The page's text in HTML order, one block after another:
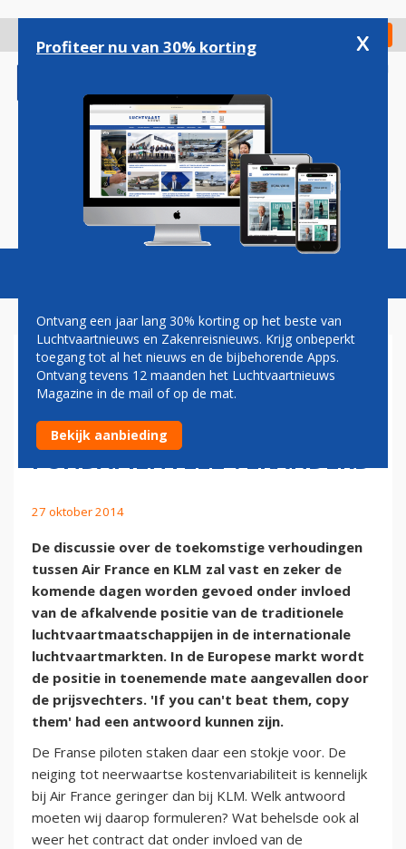
gaan
Check in
Magazine Podcasts Vacatures
PROF. DR. HUGO ROOS:
EUROPESE
LUCHTVAARTVERHOUDINGEN
FUNDAMENTEEL VERANDERD
27 oktober 2014
De discussie over de toekomstige verhoudingen
tussen Air France en KLM zal vast en zeker de
komende dagen worden gevoed onder invloed
van de afkalvende positie van de traditionele
luchtvaartmaatschappijen in de internationale
luchtvaartmarkten. In de Europese markt wordt
de positie in toenemende mate aangevallen door
de prijsvechters. 'If you can't beat them, copy
them' had een antwoord kunnen zijn.
De Franse piloten staken daar een stokje voor. De
neiging tot neerwaartse kostenvariabiliteit is kennelijk
bij Air France geringer dan bij KLM. Welk antwoord
moeten wij daarop formuleren? Wat behelsde ook al
weer het contract dat onder invloed van de
Profiteer nu van 30% korting x
Ontvang een jaar lang 30% korting op het beste van
Luchtvaartnieuws en Zakenreisnieuws. Krijg onbeperkt
toegang tot al het nieuws en de bijbehorende Apps.
Ontvang tevens 12 maanden het Luchtvaartnieuws
Magazine in de mail of op de mat.
Bekijk aanbieding